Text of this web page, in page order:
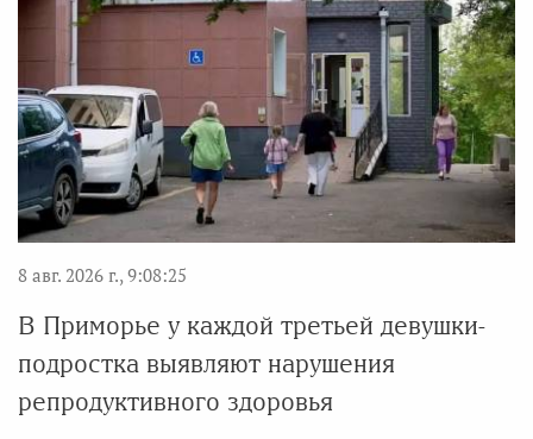
8 авг. 2026 г., 9:08:25
В Приморье у каждой третьей девушки-
подростка выявляют нарушения
репродуктивного здоровья